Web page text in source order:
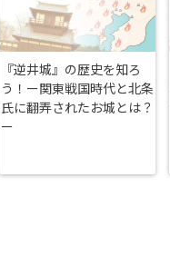
『逆井城』の歴史を知ろ
う！ー関東戦国時代と北条
氏に翻弄されたお城とは？
ー